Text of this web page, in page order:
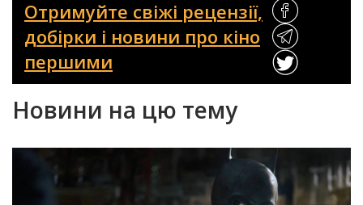
Отримуйте свіжі рецензії,
добірки і новини про кіно
першими
Новини на цю тему